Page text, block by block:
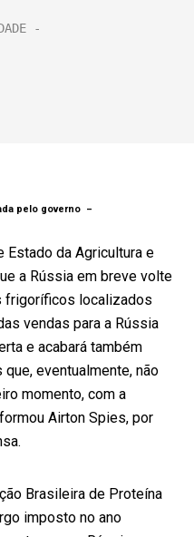
pelo governo –
Estado da Agricultura e
a Rússia em breve volte
frigoríficos localizados
vendas para a Rússia
e acabará também
eventualmente, não
momento, com a
Airton Spies, por
Brasileira de Proteína
imposto no ano